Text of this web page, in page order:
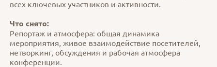
всех ключевых участников и активности.
Что снято:
Репортаж и атмосфера: общая динамика
мероприятия, живое взаимодействие посетителей,
нетворкинг, обсуждения и рабочая атмосфера
конференции.